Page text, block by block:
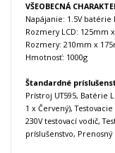
VŠEOBECNÁ
Napájanie: 1.5V batérie
Rozmery LCD: 125mm
Rozmery: 210mm x
Hmotnosť: 1000g
Štandardné
Prístroj UT595, Batérie
1 x Červený),
230V testovací vodič,
príslušenstvo,